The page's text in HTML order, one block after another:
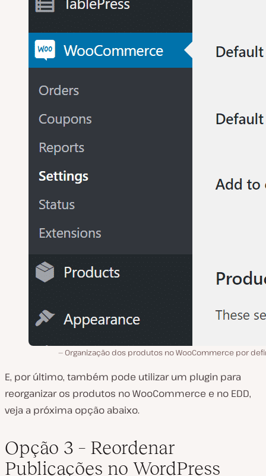
Organização dos produtos no WooCommerce por
E, por último, também pode utilizar um plugin para
reorganizar os produtos no WooCommerce e no EDD,
veja a próxima opção abaixo.
Opção 3 – Reordenar
Publicações no WordPress